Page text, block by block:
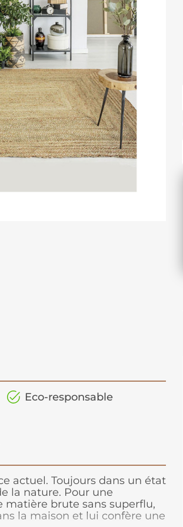
Eco-responsable
actuel. Toujours dans un état
la nature. Pour une
brute sans superflu,
la maison et lui confère une